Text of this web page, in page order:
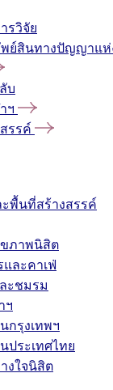
รวิจัย
ย์สินทางปัญญาแห่
บ
ฯ
รรค์
พื้นที่สร้างสรรค์
ภาพนิสิต
และคาเฟ่
ะชมรม
ฯ
กรุงเทพฯ
ประเทศไทย
งใจนิสิต